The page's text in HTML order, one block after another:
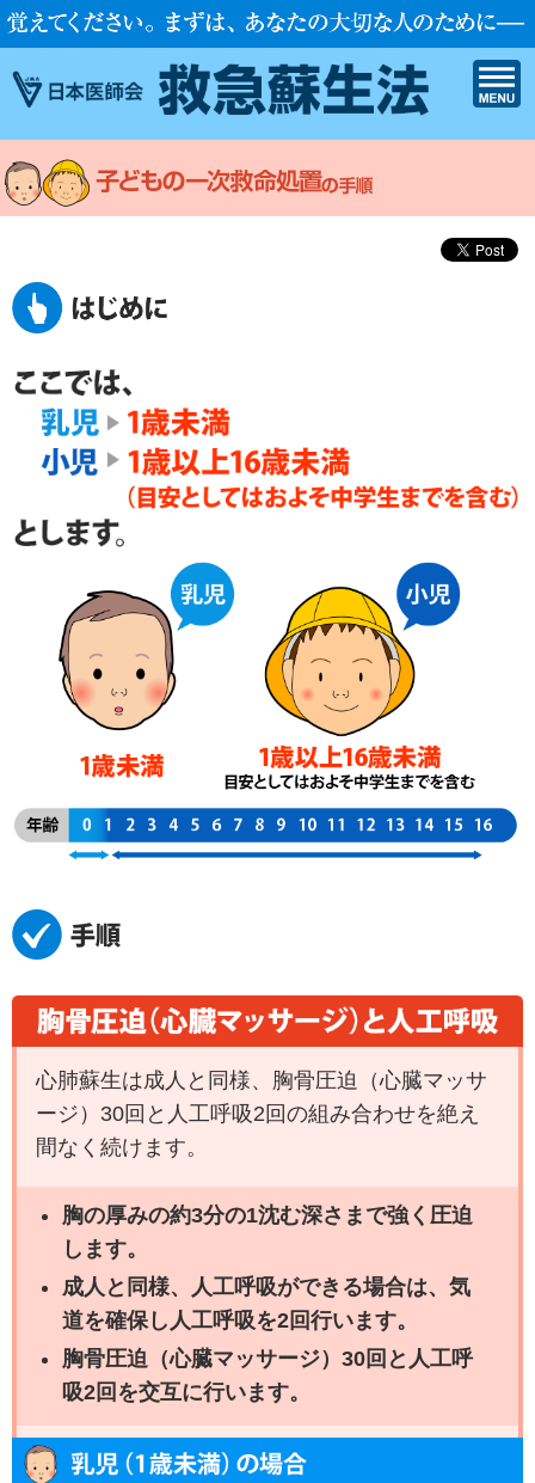
心肺蘇生は成人と同様、胸骨圧迫（心臓マッサ
ージ）30回と人工呼吸2回の組み合わせを絶え
間なく続けます。
胸の厚みの約3分の1沈む深さまで強く圧迫
します。
成人と同様、人工呼吸ができる場合は、気
道を確保し人工呼吸を2回行います。
胸骨圧迫（心臓マッサージ）30回と人工呼
吸2回を交互に行います。